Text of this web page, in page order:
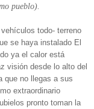
pueblo).
todo- terreno
se haya instalado El
ya el calor está
visión desde lo alto del
que no llegas a sus
extraordinario
pronto toman la